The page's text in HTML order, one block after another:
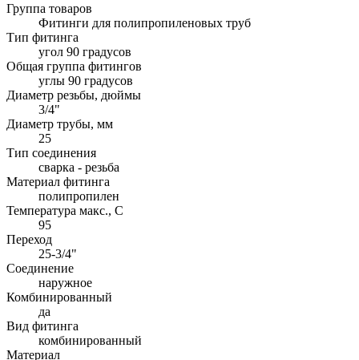
Группа товаров
Фитинги для полипропиленовых труб
Тип фитинга
угол 90 градусов
Общая группа фитингов
углы 90 градусов
Диаметр резьбы, дюймы
3/4"
Диаметр трубы, мм
25
Тип соединения
сварка - резьба
Материал фитинга
полипропилен
Температура макс., С
95
Переход
25-3/4"
Соединение
наружное
Комбинированный
да
Вид фитинга
комбинированный
Материал